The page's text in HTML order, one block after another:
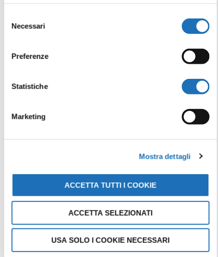
delNecessari
Preferenze
Statistiche
Marketing
Mostra dettagli
ACCETTA TUTTI I COOKIE
ACCETTA SELEZIONATI
USA SOLO I COOKIE NECESSARI
LOCANDINA E
AGOSTO 2025
Download
LE TOUR DE FRANCE
Download
TURISTICO
CESENATICO 2025
Download
PERCORSI PEDONALI
CESENATICO
Download